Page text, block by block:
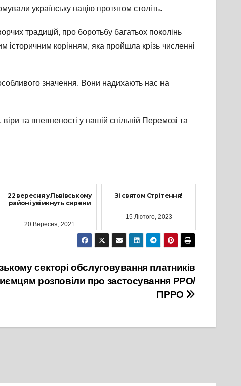
українську націю протягом століть.
традицій, про боротьбу багатьох поколінь
історичним корінням, яка пройшла крізь численні
значення. Вони надихають нас на
та впевненості у нашій спільній Перемозі та
22 вересня у Львівському
районі увімкнуть сирени
20 Вересня, 2021
Зі святом Стрітення!
15 Лютого, 2023
секторі обслуговування платників
розповіли про застосування РРО/
ПРРО